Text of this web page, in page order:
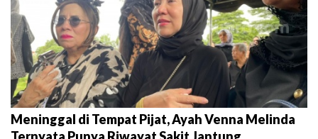
Meninggal di Tempat Pijat, Ayah Venna Melinda